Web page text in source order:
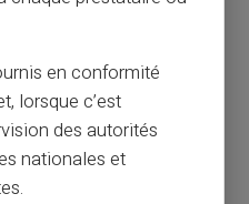
pour minimiser les
des cartes sans
page spécialisée :
en conformité
lorsque c’est
des autorités
nationales et